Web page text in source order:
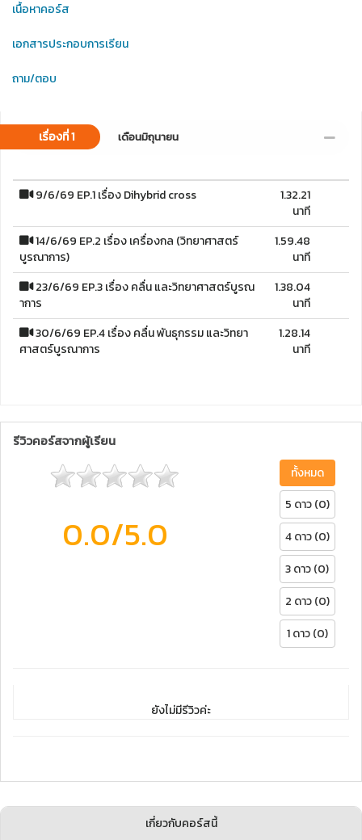
เนื้อหาคอร์ส
เอกสารประกอบการเรียน
ถาม/ตอบ
เรื่องที่ 1 เดือนมิถุนายน
9/6/69 EP.1 เรื่อง Dihybrid cross
1.32.21
นาที
14/6/69 EP.2 เรื่อง เครื่องกล (วิทยาศาสตร์
บูรณาการ)
1.59.48
นาที
23/6/69 EP.3 เรื่อง คลื่น และวิทยาศาสตร์บูรณ
าการ
1.38.04
นาที
30/6/69 EP.4 เรื่อง คลื่น พันธุกรรม และวิทยา
ศาสตร์บูรณาการ
1.28.14
นาที
รีวิวคอร์สจากผู้เรียน
0.0/5.0
ทั้งหมด
5 ดาว (0)
4 ดาว (0)
3 ดาว (0)
2 ดาว (0)
1 ดาว (0)
ยังไม่มีรีวิวค่ะ
เกี่ยวกับคอร์สนี้